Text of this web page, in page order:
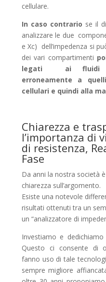
cellulare.
In caso contrario se il
analizzare le due
e Xc) dell’impedenza si
dei vari compartimenti
legati ai fluidi
erroneamente a
cellulari e quindi alla
Chiarezza e
l’importanza di
di resistenza,
Fase
Da anni la nostra società
chiarezza sull’argomento.
Esiste una notevole
risultati ottenuti tra un
un “analizzatore di
Investiamo e
Questo ci consente di
fanno uso di tale
sempre migliore